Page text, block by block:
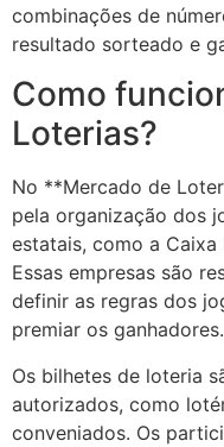
combinações de
resultado sorteado e
Como
Loterias?
No **Mercado de
pela organização dos
estatais, como a Caixa
Essas empresas são
definir as regras dos
premiar os ganhadores.
Os bilhetes de loteria
autorizados, como
conveniados. Os